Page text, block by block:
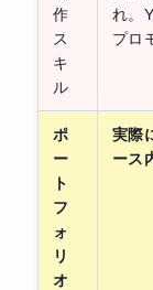
作
ス
キ
ル
れ。
プロ
ポ
ー
ト
フ
ォ
リ
オ
実際
ース